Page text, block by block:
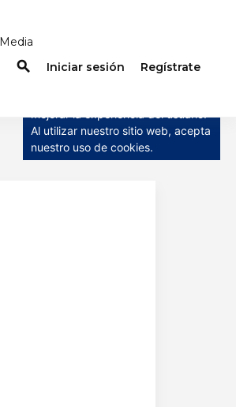
Media
search Iniciar sesión Regístrate
Este sitio web utiliza cookies
Al utilizar nuestro sitio web, acepta
nuestro uso de cookies.